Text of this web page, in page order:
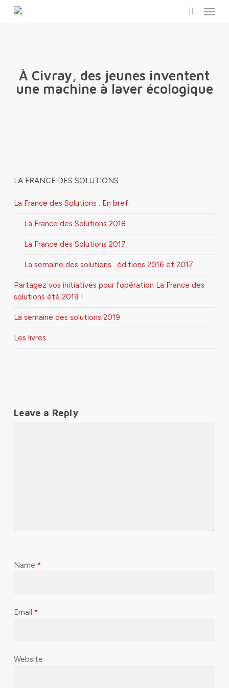
Menu
À Civray, des jeunes inventent
une machine à laver écologique
LA FRANCE DES SOLUTIONS
La France des Solutions . En bref
La France des Solutions 2018
La France des Solutions 2017
La semaine des solutions . éditions 2016 et 2017
Partagez vos initiatives pour l’opération La France des
solutions été 2019 !
La semaine des solutions 2019
Les livres
Leave a Reply
Name *
Email *
Website